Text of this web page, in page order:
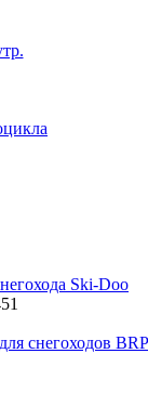
Ski-Doo
снегоходов BRP